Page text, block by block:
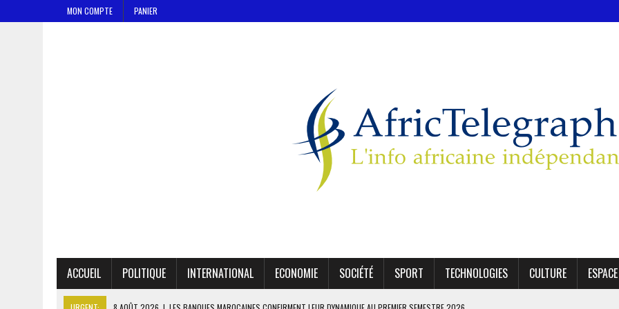
MON COMPTE PANIER
ACCUEIL POLITIQUE INTERNATIONAL ECONOMIE SOCIÉTÉ SPORT TECHNOLOGIES CULTURE